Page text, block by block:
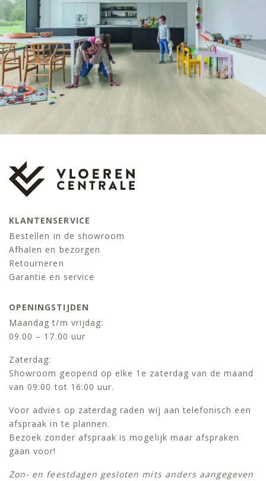
KLANTENSERVICE
Bestellen in de showroom
Afhalen en bezorgen
Retourneren
Garantie en service
OPENINGSTIJDEN
Maandag t/m vrijdag:
09.00 – 17.00 uur
Zaterdag:
Showroom geopend op elke 1e zaterdag van de maand
van 09:00 tot 16:00 uur.
Voor advies op zaterdag raden wij aan telefonisch een
afspraak in te plannen.
Bezoek zonder afspraak is mogelijk maar afspraken
gaan voor!
Zon- en feestdagen gesloten mits anders aangegeven